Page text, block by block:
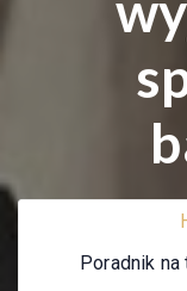
Poradnik na